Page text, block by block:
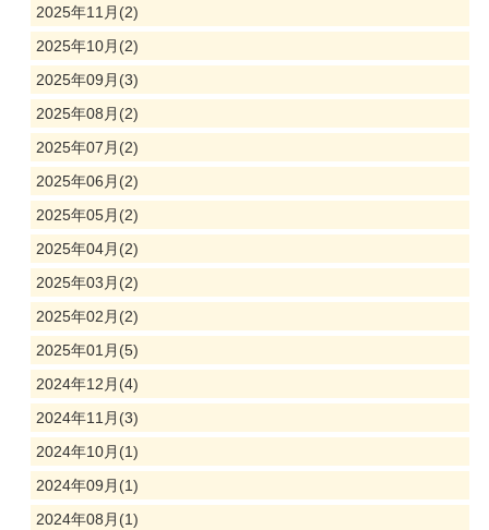
2025年11月(2)
2025年10月(2)
2025年09月(3)
2025年08月(2)
2025年07月(2)
2025年06月(2)
2025年05月(2)
2025年04月(2)
2025年03月(2)
2025年02月(2)
2025年01月(5)
2024年12月(4)
2024年11月(3)
2024年10月(1)
2024年09月(1)
2024年08月(1)